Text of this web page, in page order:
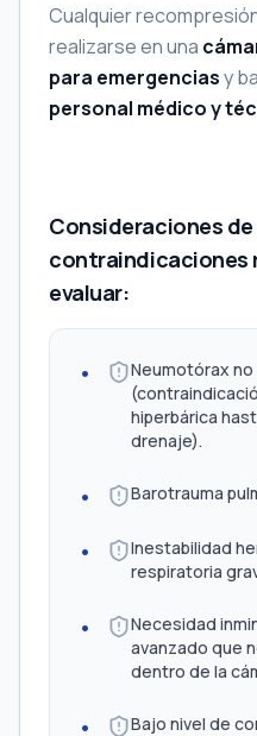
Cualquier
realizarse en una
para emergenciasy
personal médico y
Consideraciones
contraindicaciones
evaluar:
Neumotórax
hiperbárica
drenaje).
Barotrauma
Inestabilidad
respiratoria
Necesidad
avanzado que
dentro de la
Bajo nivel de